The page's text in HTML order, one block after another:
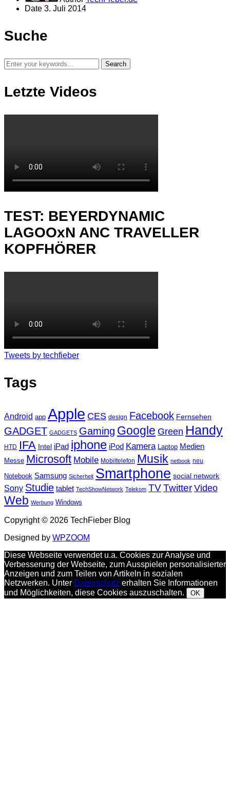
Date 3. Juli 2014
Suche
Letzte Videos
TEST: BEYERDYNAMIC
LAGOOxN ANC TRAVELLER
KOPFHÖRER
Tweets by techfieber
Tags
Android app Apple CES design Facebook Fernsehen
GADGET GADGETS Gaming Google Green Handy
HTD IFA Intel iPad iphone iPod Kamera Laptop Medien
Messe Microsoft Mobile Mobiltelefon Musik netbook neu
Notebook Samsung Sicherheit Smartphone social network
Sony Studie tablet TechShowNetwork Telekom TVTwitter Video
Web Werbung Windows
Copyright © 2026 TechFieber Blog
Designed by WPZOOM
Diese Webseite verwendet u.a. Cookies zur Analyse und
Verbesserung der Webseite, zum Ausspielen personalisierter
Anzeigen und zum Teilen von Artikeln in sozialen
Netzwerken. Unter Datenschutz erhalten Sie Informationen
und Möglichkeiten, diese Cookies auszuschalten.
OK